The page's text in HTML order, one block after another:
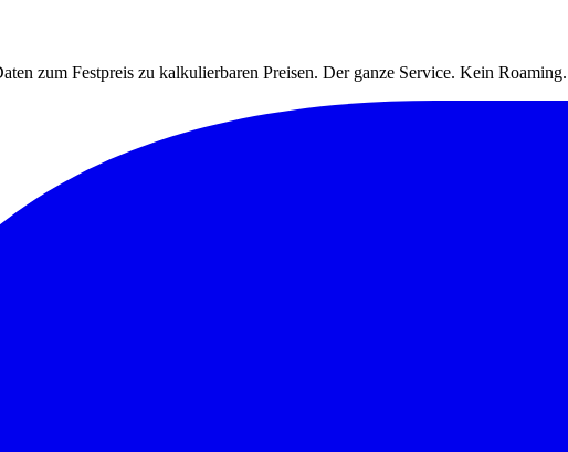
zum Festpreis zu kalkulierbaren Preisen. Der ganze Service. Kein